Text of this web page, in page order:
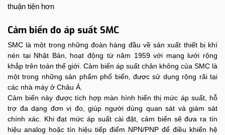
thuận tiện hơn
Cảm biến đo áp suất SMC
SMC là một trong những đoàn hàng đầu về sản xuất thiết bị khí
nén tại Nhật Bản, hoạt động từ năm 1959 với mạng lưới rộng
khắp trên toàn thế giới. Cảm biến áp suất chân không của SMC là
một trong những sản phẩm phổ biến, được sử dụng rộng rãi tại
các nhà máy ở Châu Á.
Cảm biến này được tích hợp màn hình hiển thị mức áp suất, hỗ
trợ đa dạng đơn vị đo, giúp người dùng quan sát và giám sát
chính xác. Khi đạt mức áp suất cài đặt, cảm biến sẽ đưa ra tín
hiệu analog hoặc tín hiệu tiếp điểm NPN/PNP để điều khiển hệ